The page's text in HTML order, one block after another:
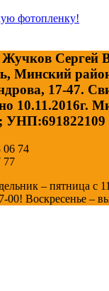
фотопленку!
Сергей
Минский
17-47.
10.11.2016г.
УНП:691822109
06 74
77
– пятница с
00! Воскресенье –